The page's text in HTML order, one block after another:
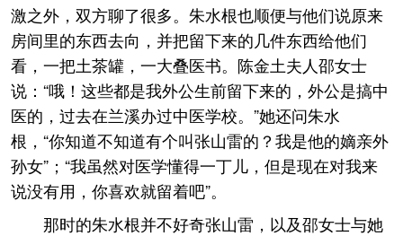
激之外，双方聊了很多。朱水根也顺便与他们说原来
房间里的东西去向，并把留下来的几件东西给他们
看，一把土茶罐，一大叠医书。陈金土夫人邵女士
说：“哦！这些都是我外公生前留下来的，外公是搞中
医的，过去在兰溪办过中医学校。”她还问朱水
根，“你知道不知道有个叫张山雷的？我是他的嫡亲外
孙女”；“我虽然对医学懂得一丁儿，但是现在对我来
说没有用，你喜欢就留着吧”。
那时的朱水根并不好奇张山雷，以及邵女士与她